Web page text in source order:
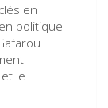
en
politique
le